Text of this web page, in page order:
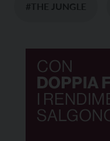
#THE JUNGLE